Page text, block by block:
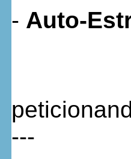
- Auto-
---